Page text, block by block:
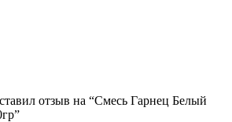
отзыв на “Смесь Гарнец Белый